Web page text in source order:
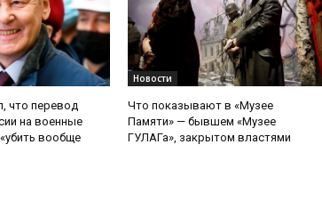
что перевод
на военные
вообще
Новости
Что показывают в «Музее
Памяти» — бывшем «Музее
ГУЛАГа», закрытом властями